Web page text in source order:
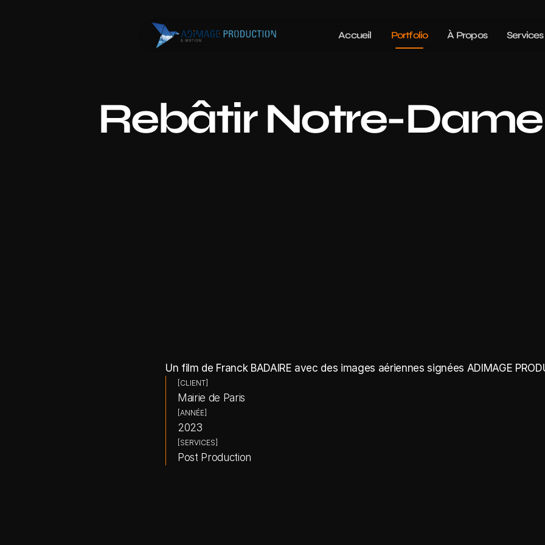
Accueil Portfolio À Propos Services
Rebâtir Notre-Dame
Un film de Franck BADAIRE avec des images aériennes signées ADIMAGE
[CLIENT]
Mairie de Paris
[ANNÉE]
2023
[SERVICES]
Post Production